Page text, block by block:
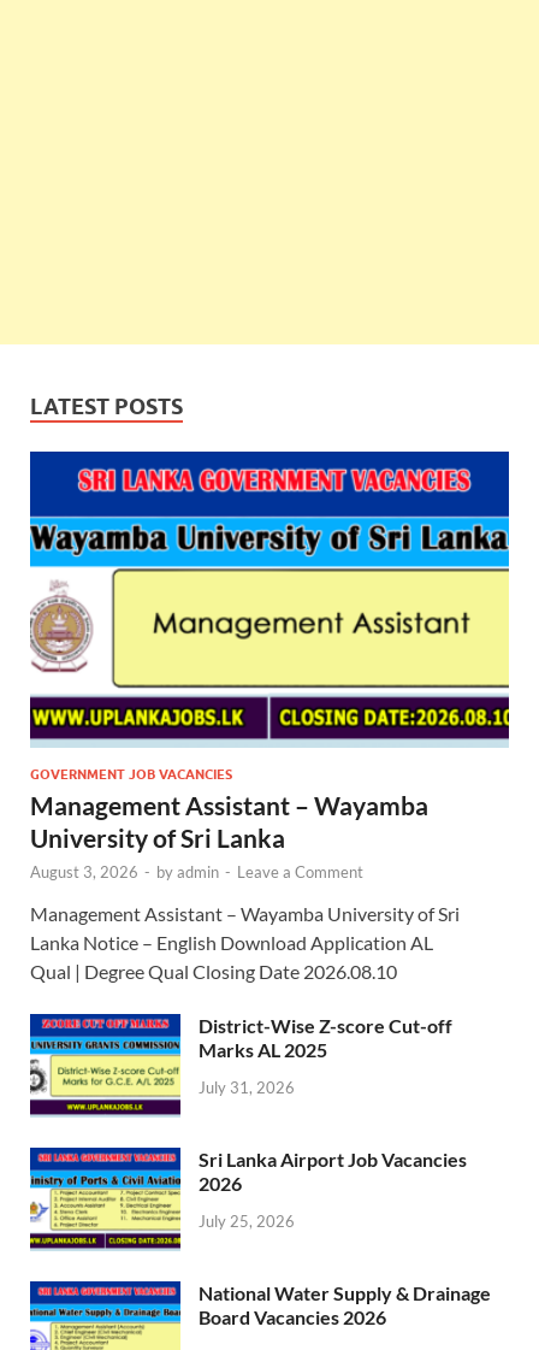
LATEST POSTS
GOVERNMENT JOB VACANCIES
Management Assistant – Wayamba
University of Sri Lanka
August 3, 2026 - byadmin - Leave a Comment
Management Assistant – Wayamba University of Sri
Lanka Notice – English Download Application AL
Qual | Degree Qual Closing Date 2026.08.10
District-Wise Z-score Cut-off
Marks AL 2025
July 31, 2026
Sri Lanka Airport Job Vacancies
2026
July 25, 2026
National Water Supply & Drainage
Board Vacancies 2026